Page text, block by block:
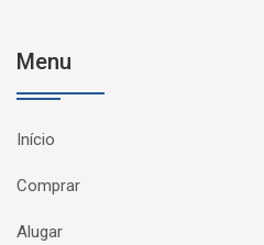
Menu
Início
Comprar
Alugar